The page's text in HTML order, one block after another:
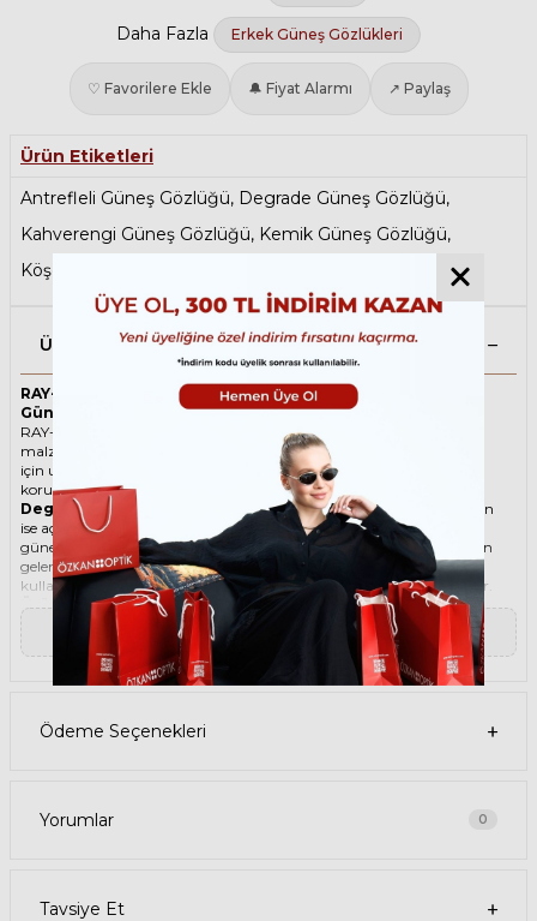
Daha Fazla Erkek Güneş Gözlükleri
♡ Favorilere Ekle 🔔 Fiyat Alarmı ↗ Paylaş
Ürün Etiketleri
Antrefleli Güneş Gözlüğü, Degrade Güneş Gözlüğü,
Kahverengi Güneş Gözlüğü, Kemik Güneş Gözlüğü,
Köşeli Güneş Gözlüğü
Ray-Ban Kadın Güneş Gözlüğü
Ürün Açıklaması
RAY-BAN State Street 2186 133371 52 Kahverengi Unisex
Güneş Gözlüğü
RAY-BAN ikonik Köşeli Asetat güneş gözlüğü, tarzı ve kaliteli
malzemesi ile göz alıcı bir aksesuar. Hem erkekler hem de kadınlar
için uygun olan bu güneş gözlüğü, güneşin zararlı ışınlarından
korunmanızı sağlarken, stilinizi de yansıtır.
Degradeli güneş gözlüğü
, camın üst kısmının koyu, alt kısmının
ise açık renkli olduğu bir güneş gözlüğü türüdür. Bu sayede, hem
güneş ışınlarının yüzünüze çarpmasını engeller hem de alt kısımdan
gelen ışığı daha net görmenizi sağlar. Degradeli güneş gözlüğü
kullanmak, hem görüş kalitenizi artırır hem de göz sağlığınızı korur.
Ürün Faydaları
• RAY-BAN State Street 2186 133371 52 Kahverengi Unisex güneş
gözlüğü, yüksek kaliteli Asetat çerçeveye ve Mineral lense sahiptir. Bu
malzemeler, güneş gözlüğünüzün uzun ömürlü, dayanıklı ve
konforlu olmasını sağlar.
gözlüğü, %100 UV koruması sunar. Bu sayede, gözlerinizi güneşin
zararlı ışınlarından korur ve göz sağlığınızı korur. Yeşil cam rengi,
Gözlüğü
• RAY-BAN State Street 2186 133371 52 Kahverengi Unisex güneş
▼ Devamını Oku
Ödeme Seçenekleri
Yorumlar 0
Tavsiye Et